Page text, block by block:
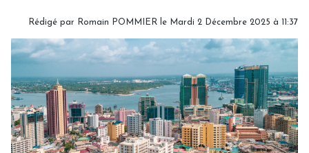
Rédigé par Romain POMMIER le Mardi 2 Décembre 2025 à 11:37